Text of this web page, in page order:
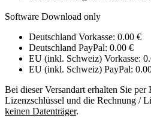
Software Download only
Deutschland Vorkasse: 0.00 €
Deutschland PayPal: 0.00 €
EU (inkl. Schweiz) Vorkasse:
EU (inkl. Schweiz) PayPal:
Bei dieser Versandart erhalten Sie per
Lizenzschlüssel und die Rechnung /
keinen Datenträger.